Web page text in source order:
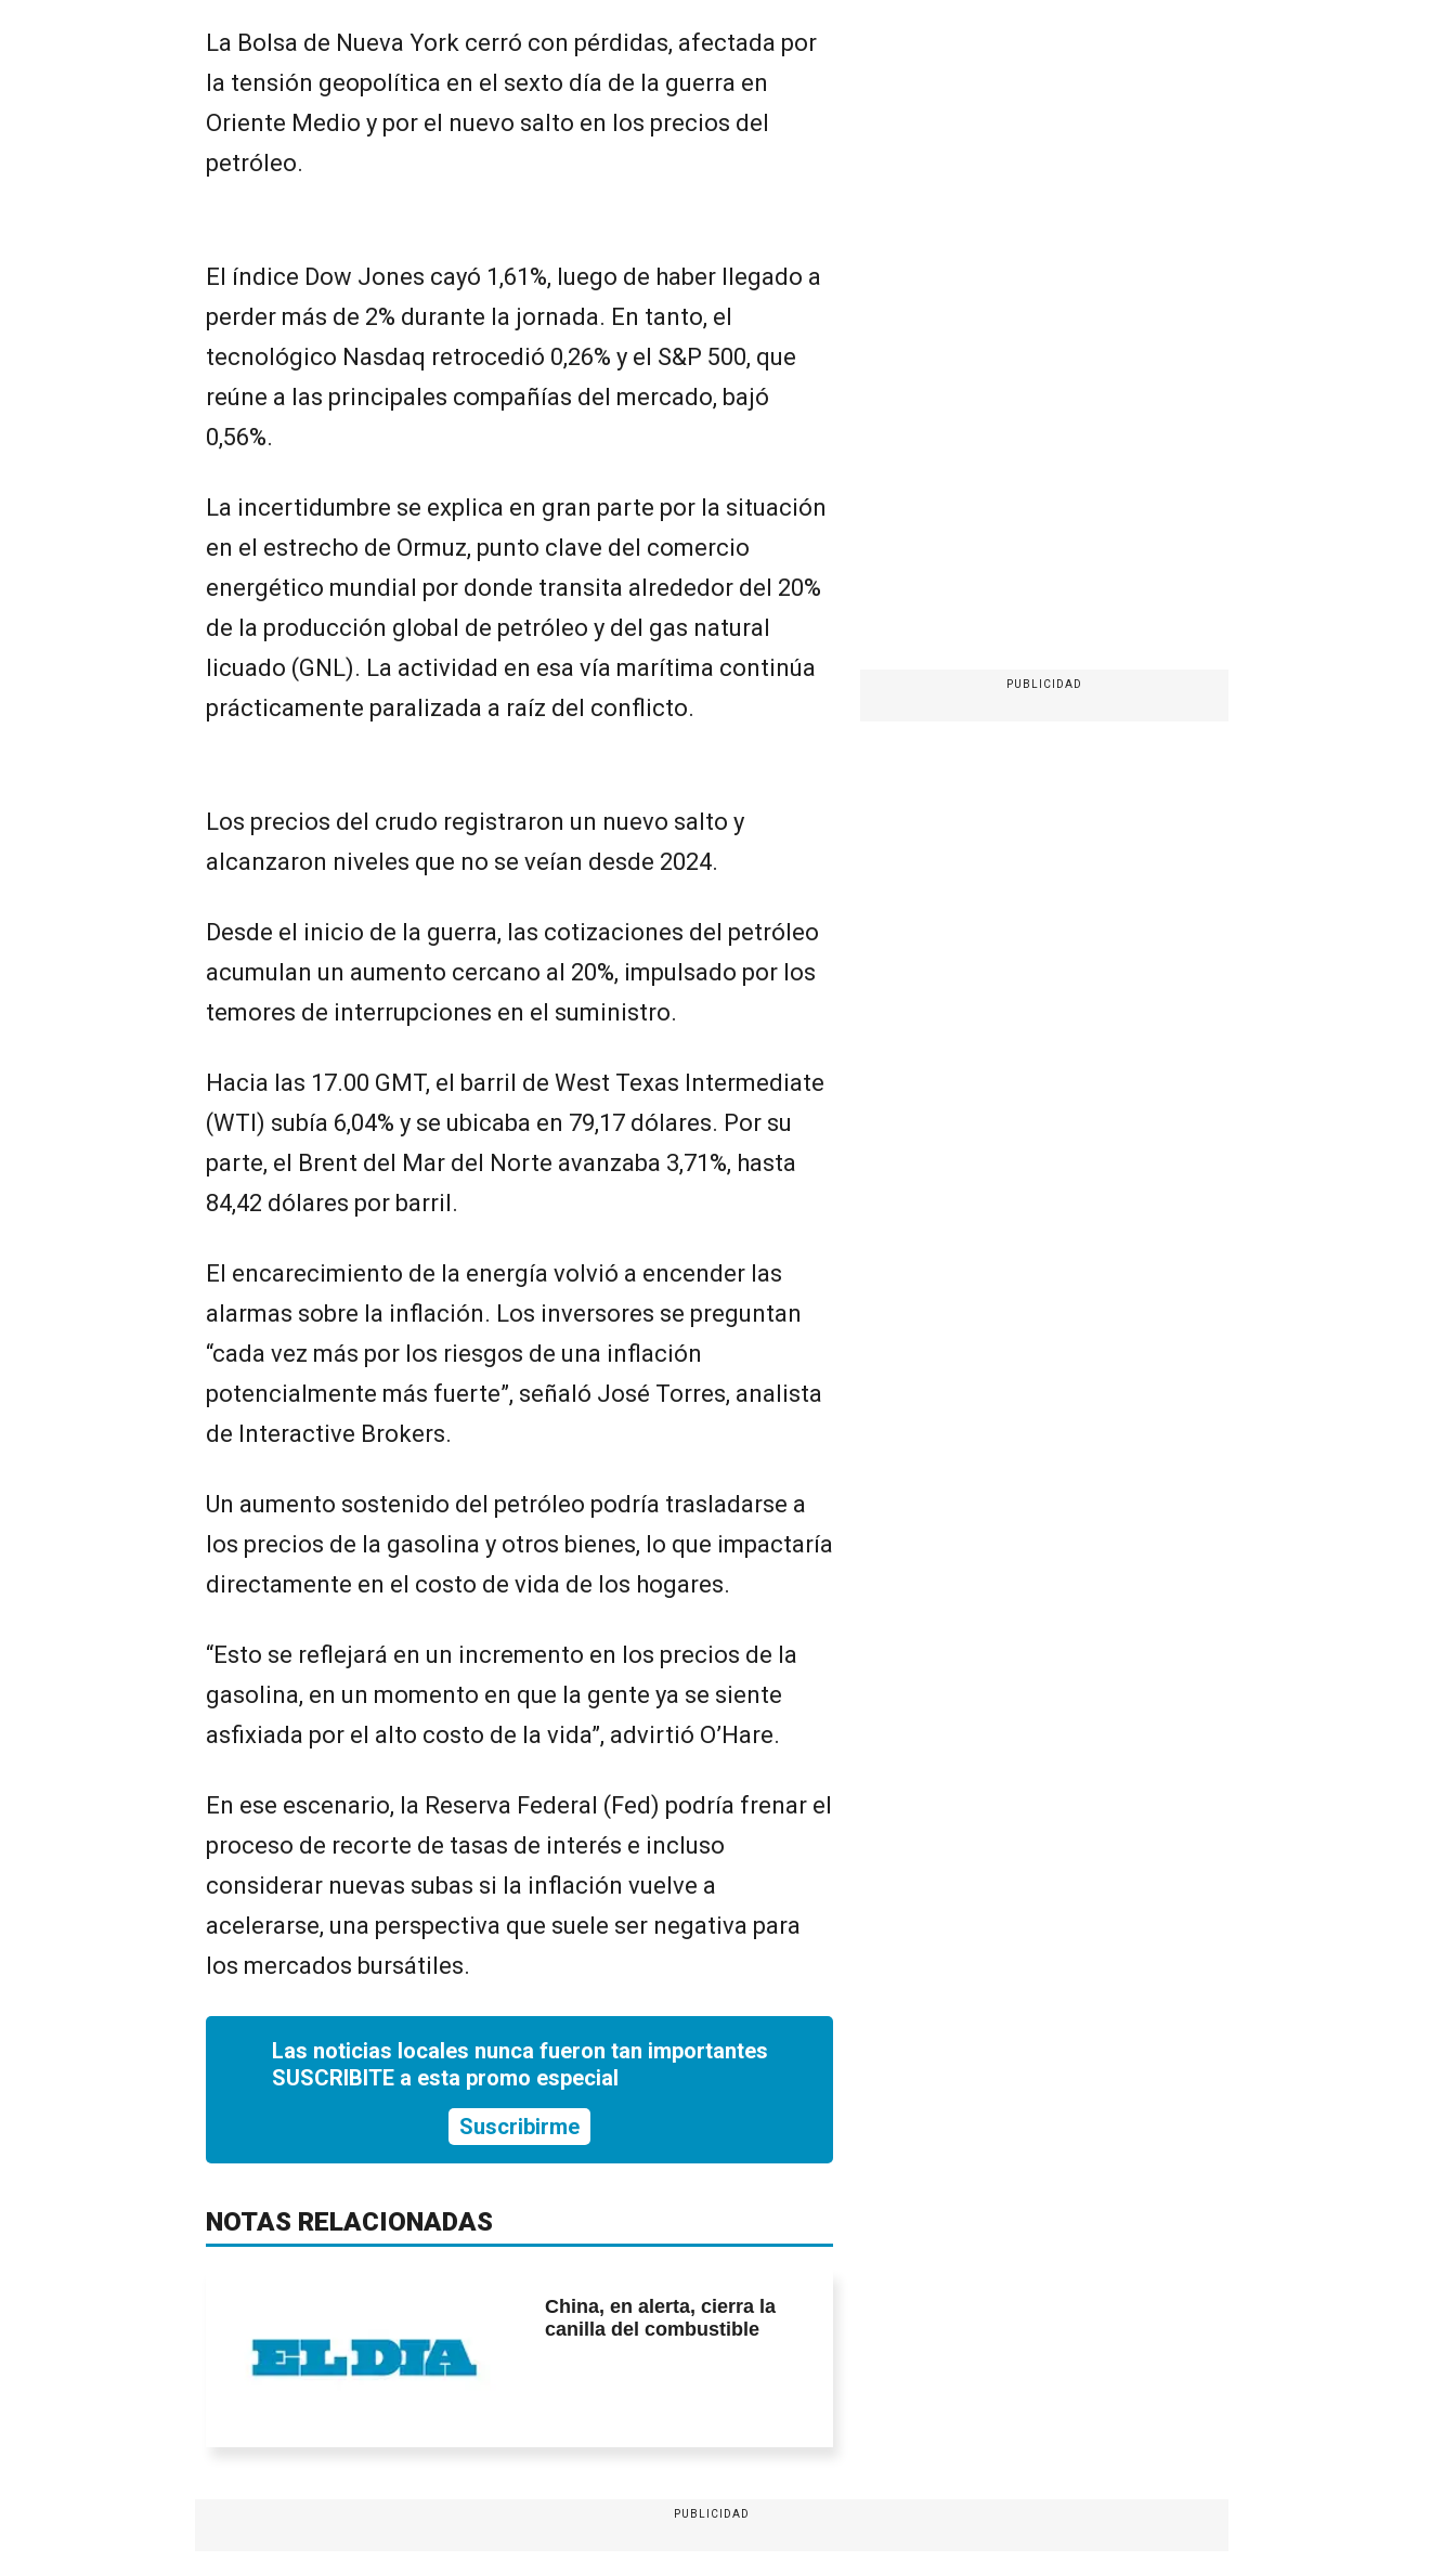
La Bolsa de Nueva York cerró con pérdidas, afectada por
la tensión geopolítica en el sexto día de la guerra en
Oriente Medio y por el nuevo salto en los precios del
petróleo.
El índice Dow Jones cayó 1,61%, luego de haber llegado a
perder más de 2% durante la jornada. En tanto, el
tecnológico Nasdaq retrocedió 0,26% y el S&P 500, que
reúne a las principales compañías del mercado, bajó
0,56%.
La incertidumbre se explica en gran parte por la situación
en el estrecho de Ormuz, punto clave del comercio
energético mundial por donde transita alrededor del 20%
de la producción global de petróleo y del gas natural
licuado (GNL). La actividad en esa vía marítima continúa
prácticamente paralizada a raíz del conflicto.
Los precios del crudo registraron un nuevo salto y
alcanzaron niveles que no se veían desde 2024.
Desde el inicio de la guerra, las cotizaciones del petróleo
acumulan un aumento cercano al 20%, impulsado por los
temores de interrupciones en el suministro.
Hacia las 17.00 GMT, el barril de West Texas Intermediate
(WTI) subía 6,04% y se ubicaba en 79,17 dólares. Por su
parte, el Brent del Mar del Norte avanzaba 3,71%, hasta
84,42 dólares por barril.
El encarecimiento de la energía volvió a encender las
alarmas sobre la inflación. Los inversores se preguntan
“cada vez más por los riesgos de una inflación
potencialmente más fuerte”, señaló José Torres, analista
de Interactive Brokers.
Un aumento sostenido del petróleo podría trasladarse a
los precios de la gasolina y otros bienes, lo que impactaría
directamente en el costo de vida de los hogares.
“Esto se reflejará en un incremento en los precios de la
gasolina, en un momento en que la gente ya se siente
asfixiada por el alto costo de la vida”, advirtió O’Hare.
En ese escenario, la Reserva Federal (Fed) podría frenar el
proceso de recorte de tasas de interés e incluso
considerar nuevas subas si la inflación vuelve a
acelerarse, una perspectiva que suele ser negativa para
los mercados bursátiles.
Las noticias locales nunca fueron tan importantes
SUSCRIBITE a esta promo especial
Suscribirme
NOTAS RELACIONADAS
China, en alerta, cierra la
canilla del combustible
PUBLICIDAD
PUBLICIDAD